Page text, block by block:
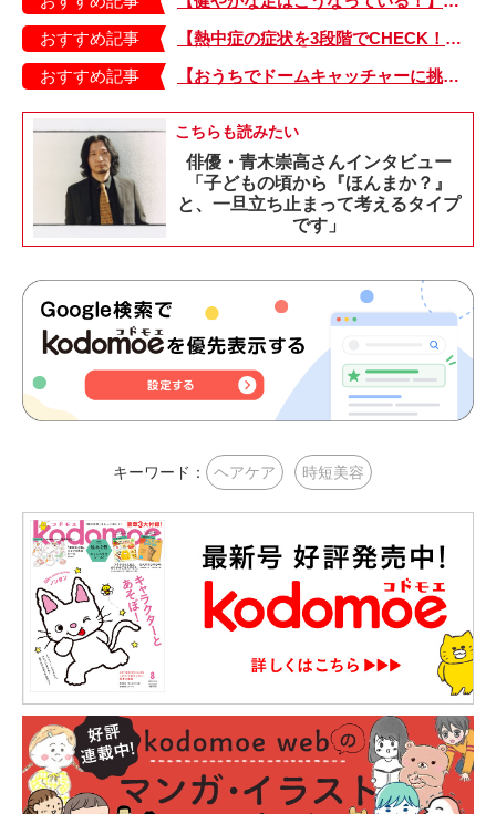
おすすめ記事
【熱中症の症状を3段階でCHECK！】症状が軽い順にⅠ～Ⅲ度に分類。この症状が出ていたら、医療機関に連絡を！
おすすめ記事
【おうちでドームキャッチャーに挑戦だ】アンパンマン わくわくドームキャッチャー
こちらも読みたい
俳優・青木崇高さんインタビュー
「子どもの頃から『ほんまか？』
と、一旦立ち止まって考えるタイプ
です」
キーワード： ヘアケア 時短美容